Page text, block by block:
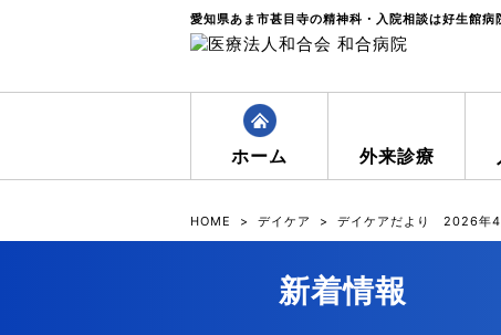
愛知県あま市甚目寺の精神科・入院相談は好生館病
ホーム 外来診療
HOME > デイケア > デイケアだより 2026
新着情報